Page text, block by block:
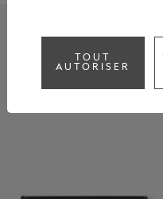
TOUT
AUTORISER